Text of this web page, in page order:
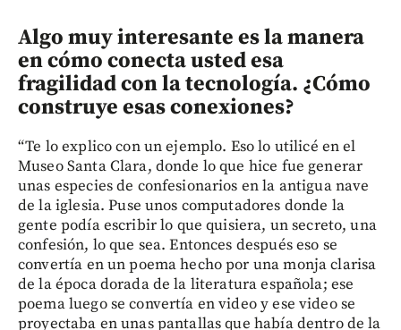
Algo muy interesante es la manera
en cómo conecta usted esa
fragilidad con la tecnología. ¿Cómo
construye esas conexiones?
“Te lo explico con un ejemplo. Eso lo utilicé en el
Museo Santa Clara, donde lo que hice fue generar
unas especies de confesionarios en la antigua nave
de la iglesia. Puse unos computadores donde la
gente podía escribir lo que quisiera, un secreto, una
confesión, lo que sea. Entonces después eso se
convertía en un poema hecho por una monja clarisa
de la época dorada de la literatura española; ese
poema luego se convertía en video y ese video se
proyectaba en unas pantallas que había dentro de la